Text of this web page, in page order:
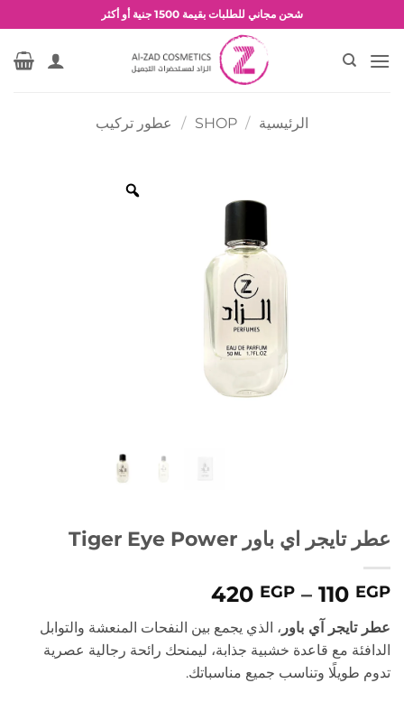
للمحتوى
شحن مجاني للطلبات بقيمة 1500 جنية أو أكثر
عروض وخصومات حصرية
الرئيسية /
SHOP
/ عطور تركيب
عطر تايجر اي باور Tiger Eye Power
110 EGP
–
420 EGP
نطاق
السعر:
من
خلال
عطر تايجر آي باور ، الذي يجمع بين النفحات المنعشة والتوابل
الدافئة مع قاعدة خشبية جذابة، ليمنحك رائحة رجالية عصرية
تدوم طويلًا وتناسب جميع مناسباتك.